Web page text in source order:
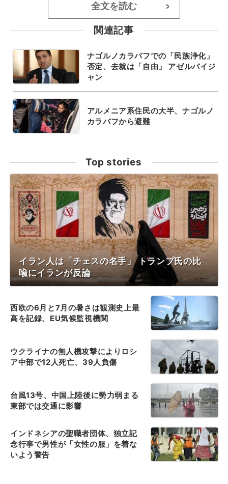
全文を読む >
関連記事
ナゴルノカラバフでの「民族浄化」
否定、去就は「自由」 アゼルバイジ
ャン
アルメニア系住民の大半、ナゴルノ
カラバフから避難
Top stories
イラン人は「チェスの名手」 トランプ氏の比
喩にイランが反論
西欧の6月と7月の暑さは観測史上最
高を記録、EU気候監視機関
ウクライナの無人機攻撃によりロシ
ア中部で12人死亡、39人負傷
台風13号、中国上陸後に勢力弱まる
東部では交通に影響
インドネシアの聖職者団体、独立記
念行事で男性が「女性の服」を着な
いよう警告